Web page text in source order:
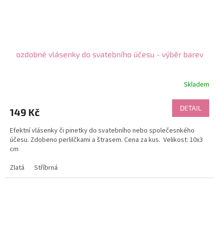
ozdobné vlásenky do svatebního účesu - výběr barev
Skladem
149 Kč DETAIL
Efektní vlásenky či pinetky do svatebního nebo společesnkého
účesu. Zdobeno perlilčkami a štrasem. Cena za kus. Velikost: 10x3
cm
Zlatá
Stříbrná